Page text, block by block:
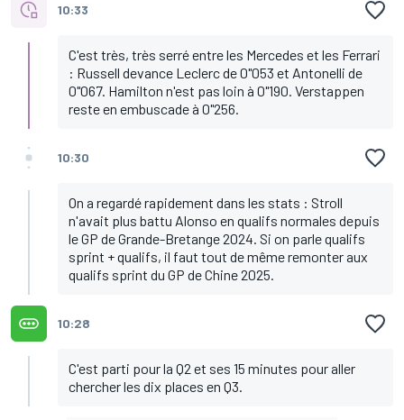
10:33
C'est très, très serré entre les Mercedes et les Ferrari
: Russell devance Leclerc de 0"053 et Antonelli de
0"067. Hamilton n'est pas loin à 0"190. Verstappen
reste en embuscade à 0"256.
10:30
On a regardé rapidement dans les stats : Stroll
n'avait plus battu Alonso en qualifs normales depuis
le GP de Grande-Bretange 2024. Si on parle qualifs
sprint + qualifs, il faut tout de même remonter aux
qualifs sprint du GP de Chine 2025.
10:28
C'est parti pour la Q2 et ses 15 minutes pour aller
chercher les dix places en Q3.